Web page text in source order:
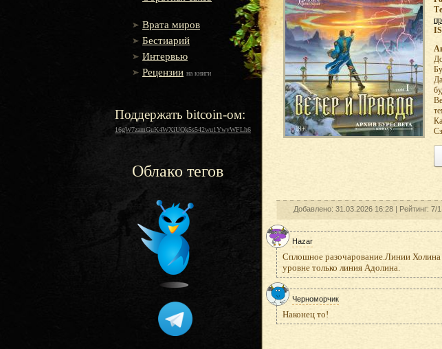
Врата миров
Бестиарий
Интервью
Рецензии на книги
Поддержать bitcoin-ом:
16gW7zamGuK4WXiUQk5s542wu1YwyWFLh6
Облако тегов
Добавлено: 31.03.2026 16:28 | Рейтинг: 7/1
Hazar
Сплошное разочарование.Линии
уровне только линия Адолина.
Черноморчик
Наконец то!